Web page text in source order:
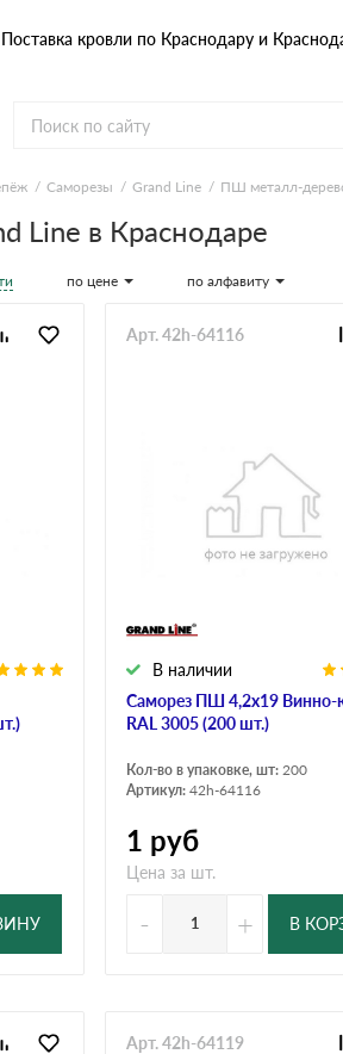
Поставка кровли по Краснодару и
керамическая
и штакетник
Саморезы Grand Line ПШ металл-
Line в Краснодаре
по цене по алфавиту
Саморез ПШ 4,2х19 Винно-
RAL 3005 (200 шт.)
В наличии
Арт. 42h-64116
Кол-во в упаковке, шт: 200
Артикул: 42h-64116
1 руб
Цена за шт.
- + В
Арт. 42h-64119